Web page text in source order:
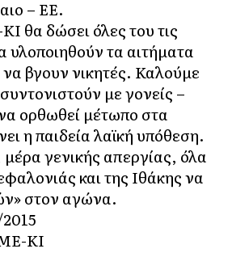
– ΕΕ.
θα δώσει όλες του τις
υλοποιηθούν τα αιτήματα
βγουν νικητές. Καλούμε
με γονείς –
ορθωθεί μέτωπο στα
η παιδεία λαϊκή υπόθεση.
γενικής απεργίας, όλα
και της Ιθάκης να
στον αγώνα.
ΚΙ